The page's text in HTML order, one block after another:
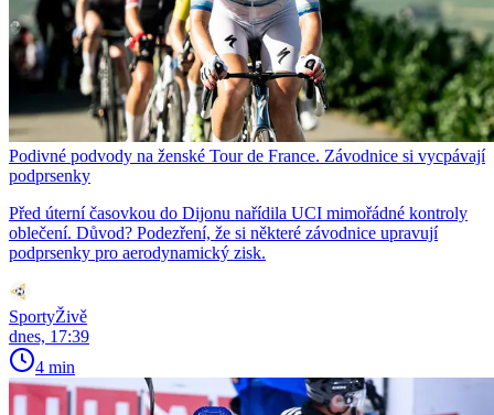
Podivné podvody na ženské Tour de France. Závodnice si vycpávají
podprsenky
Před úterní časovkou do Dijonu nařídila UCI mimořádné kontroly
oblečení. Důvod? Podezření, že si některé závodnice upravují
podprsenky pro aerodynamický zisk.
SportyŽivě
dnes, 17:39
4 min